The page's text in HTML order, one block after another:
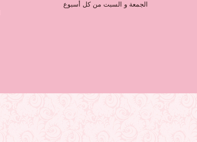
الجمعة و السبت من كل أسبوع